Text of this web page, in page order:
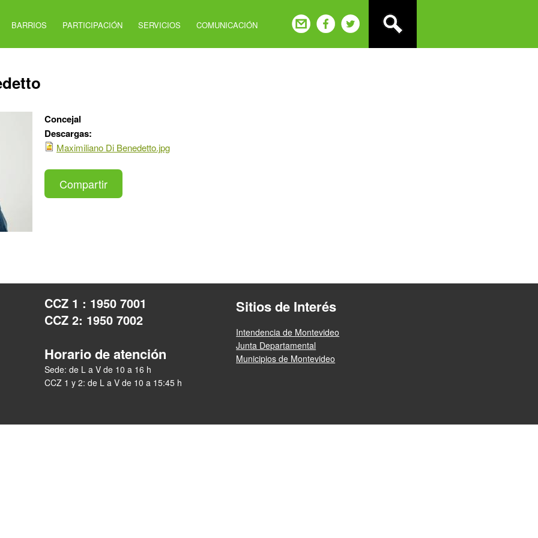
BARRIOS PARTICIPACIÓN SERVICIOS COMUNICACIÓN
Concejal
Descargas:
Maximiliano Di Benedetto.jpg
Compartir
CCZ 1 : 1950 7001
CCZ 2: 1950 7002
Horario de atención
Sede: de L a V de 10 a 16 h
CCZ 1 y 2: de L a V de 10 a 15:45 h
Sitios de Interés
Intendencia de Montevideo
Junta Departamental
Municipios de Montevideo